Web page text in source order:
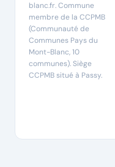
blanc.fr. Commune
membre de la CCPMB
(Communauté de
Communes Pays du
Mont-Blanc, 10
communes). Siège
CCPMB situé à Passy.